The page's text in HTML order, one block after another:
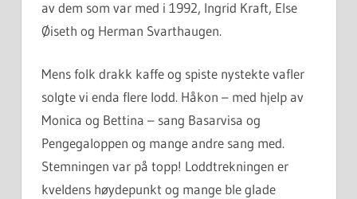
av dem som var med i 1992, Ingrid Kraft, Else
Øiseth og Herman Svarthaugen.
Mens folk drakk kaffe og spiste nystekte vafler
solgte vi enda flere lodd. Håkon – med hjelp av
Monica og Bettina – sang Basarvisa og
Pengegaloppen og mange andre sang med.
Stemningen var på topp! Loddtrekningen er
kveldens høydepunkt og mange ble glade